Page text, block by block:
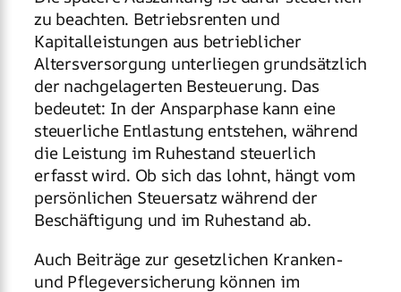
zu beachten. Betriebsrenten und
Kapitalleistungen aus betrieblicher
Altersversorgung unterliegen grundsätzlich
der nachgelagerten Besteuerung. Das
bedeutet: In der Ansparphase kann eine
steuerliche Entlastung entstehen, während
die Leistung im Ruhestand steuerlich
erfasst wird. Ob sich das lohnt, hängt vom
persönlichen Steuersatz während der
Beschäftigung und im Ruhestand ab.
Auch Beiträge zur gesetzlichen Kranken-
und Pflegeversicherung können im